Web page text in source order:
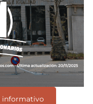
informativo